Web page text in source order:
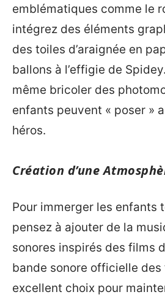
emblématiques comme le
intégrez des éléments
des toiles d’araignée en
ballons à l’effigie de
même bricoler des
enfants peuvent « poser »
héros.
Création d’une
Pour immerger les enfants
pensez à ajouter de la
sonores inspirés des films
bande sonore officielle
excellent choix pour